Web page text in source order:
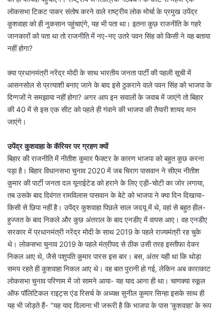
लोकसभा टिकट पाकर संतोष करने वाले राष्ट्रीय लोक मोर्चा के प्रमुख उपेंद्र
कुशवाहा को ही नुकसान पहुंचाएंगे, यह भी पता था। इतना कुछ राजनीति के गहरे
जानकारों को पता था तो राजनीति में नए-नए उतरे पवन सिंह को किसी ने यह बताया
नहीं होगा?
क्या प्रधानमंत्री नरेंद्र मोदी के साथ भारतीय जनता पार्टी की पहली सूची में
आसनसोल से प्रत्याशी बनाए जाने के बाद इसे ठुकराने वाले पवन सिंह को भाजपा के
दिग्गजों ने समझाया नहीं होगा? अगर आप इन सवालों के जवाब में जाएंगे तो बिहार
की 40 में से इस एक सीट को पहले ही गंवाने की भाजपा की तैयारी शायद मान
जाएंगे।
उपेंद्र कुशवाहा के कॅरियर पर ग्रहण क्यों
बिहार की राजनीति में नीतीश कुमार फैक्टर के कारण भाजपा को बहुत कुछ करना
पड़ा है। बिहार विधानसभा चुनाव 2020 में जब चिराग पासवान ने सीएम नीतीश
कुमार की पार्टी जनता दल यूनाईटेड को हराने के लिए एड़ी-चोटी का जोर लगाया,
तब उसके बाद दिवंगत रामविलास पासवान के बेटे को भाजपा ने क्या दिन दिखाया-
किसी से छिपा नहीं है। उपेंद्र कुशवाहा पिछले साल जदयू में थे, वहां से बहुत हील-
हुज्जत के बाद निकले और कुछ अंतराल के बाद एनडीए में वापस आए। वह एनडीए
सरकार में प्रधानमंत्री नरेंद्र मोदी के साथ 2019 के पहले राज्यमंत्री रह चुके
थे। लोकसभा चुनाव 2019 के पहले मंत्रीपद से ठीक उसी तरह इस्तीफा देकर
निकल आए थे, जैसे पशुपति कुमार पारस इस बार। बस, अंतर यही था कि थोड़ा
समय रहते ही कुशवाहा निकल आए थे। वह बात पुरानी हो गई, लेकिन अब काराकाट
लोकसभा चुनाव परिणाम में जो सामने आया- यह याद आना ही था। चाणक्या स्कूल
ऑफ पॉलिटिकल राइट्स एंड रिसर्च के अध्यक्ष सुनील कुमार सिन्हा इसके साथ ही
यह भी जोड़ते हैं- "यह याद दिलाना भी जरूरी है कि भाजपा के पास 'कुशवाहा' के रूप